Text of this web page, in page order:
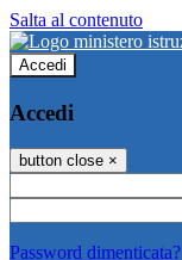
Salta al contenuto
Accedi
Accedi
button close ×
Password dimenticata?